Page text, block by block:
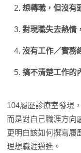
想轉職，但沒有
對現職失去熱情
沒有工作／實務
搞不清楚工作的
104履歷診療室發現
而是對自己職涯方向
更明白該如何撰寫履
理想職涯邁進。